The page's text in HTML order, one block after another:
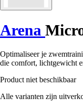
Arena
Optimaliseer je
die comfort, lichtgewicht
Product niet beschikbaar
Alle varianten zijn